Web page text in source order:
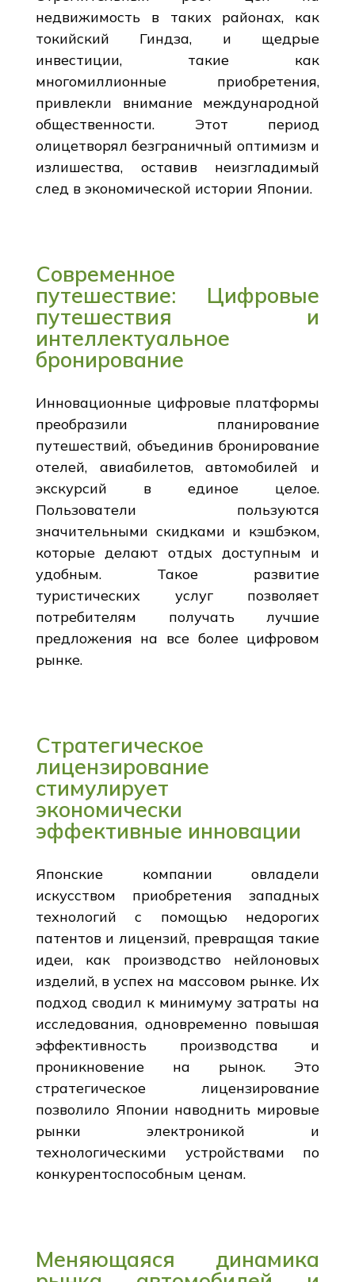
недвижимость в таких районах, как
токийский Гиндза, и щедрые
инвестиции, такие как
многомиллионные приобретения,
привлекли внимание международной
общественности. Этот период
олицетворял безграничный оптимизм и
излишества, оставив неизгладимый
след в экономической истории Японии.
Современное
путешествие: Цифровые
путешествия и
интеллектуальное
бронирование
Инновационные цифровые платформы
преобразили планирование
путешествий, объединив бронирование
отелей, авиабилетов, автомобилей и
экскурсий в единое целое.
Пользователи пользуются
значительными скидками и кэшбэком,
которые делают отдых доступным и
удобным. Такое развитие
туристических услуг позволяет
потребителям получать лучшие
предложения на все более цифровом
рынке.
Стратегическое
лицензирование
стимулирует
экономически
эффективные инновации
Японские компании овладели
искусством приобретения западных
технологий с помощью недорогих
патентов и лицензий, превращая такие
идеи, как производство нейлоновых
изделий, в успех на массовом рынке. Их
подход сводил к минимуму затраты на
исследования, одновременно повышая
эффективность производства и
проникновение на рынок. Это
стратегическое лицензирование
позволило Японии наводнить мировые
рынки электроникой и
технологическими устройствами по
конкурентоспособным ценам.
Меняющаяся динамика